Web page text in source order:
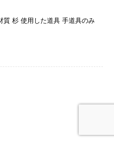
質 杉 使用した道具 手道具のみ